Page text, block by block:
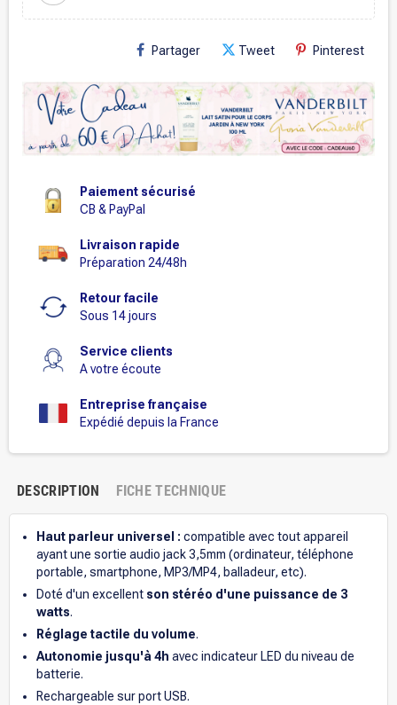
Partager Tweet Pinterest
Paiement sécurisé
CB & PayPal
Livraison rapide
Préparation 24/48h
Retour facile
Sous 14 jours
Service clients
A votre écoute
Entreprise française
Expédié depuis la France
DESCRIPTION FICHE TECHNIQUE
Haut parleur universel : compatible avec tout appareil
ayant une sortie audio jack 3,5mm (ordinateur, téléphone
portable, smartphone, MP3/MP4, balladeur, etc).
Doté d'un excellent son stéréo d'une puissance de 3
watts.
Réglage tactile du volume.
Autonomie jusqu'à 4h avec indicateur LED du niveau de
batterie.
Rechargeable sur port USB.